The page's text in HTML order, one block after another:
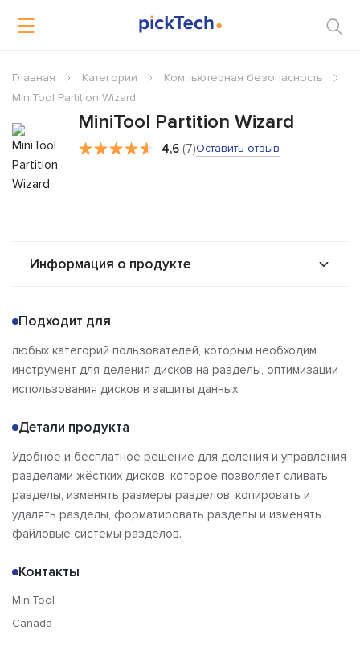
Главная Категории
Компьютерная безопасность
MiniTool Partition Wizard
MiniTool Partition Wizard
4,6 (7)Оставить отзыв
Информация о продукте
Стоимость
Сравнения
Отзывы
Подходит для
любых категорий пользователей, которым необходим
инструмент для деления дисков на разделы, оптимизации
использования дисков и защиты данных.
Детали продукта
Удобное и бесплатное решение для деления и управления
разделами жёстких дисков, которое позволяет сливать
разделы, изменять размеры разделов, копировать и
удалять разделы, форматировать разделы и изменять
файловые системы разделов.
Контакты
MiniTool
Canada